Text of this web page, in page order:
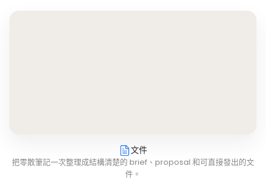
文件
把零散筆記一次整理成結構清楚的 brief、proposal 和可直接發出的文
件。